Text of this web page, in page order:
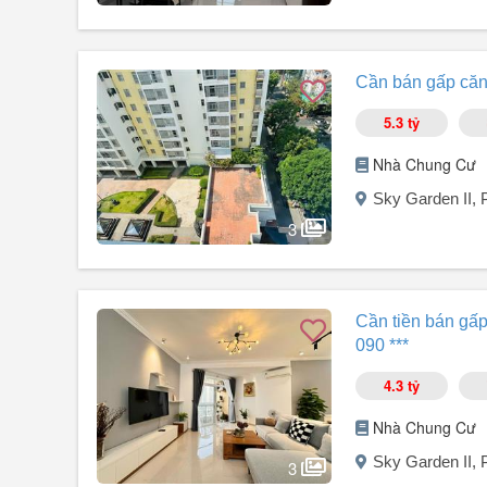
Pháp lý đầy đủ
Sang tên nhanh gọn
Bán căn góc Sky Garden 2 Phú Mỹ Hưng, Quận 7.
Diện tích: 89m². Thiết kế: 3 PN + 2 WC.
Căn góc rộng rãi, thoáng mát.
Nhà mới 100%, nội thất cao cấp.
Hàng xóm thân thiện.
Đầy đủ các tiện ích nội - ngoại khu: Hồ bơi, công viên
Gần Crescent Mall, VivoCity, Nguyễn Văn Linh.
Giá bán: 6,35 tỷ.
Liên hệ xem nhà: Em Hằng.
3
Cần bán gấp
5.3 tỷ
Nhà Chung Cư
Sky Garden II,
Cần bán gấp căn góc lầu cao Sky Garden 2 Giá tốt thị
Cơ hội sở hữu căn góc đẹp, lầu cao, thoáng mát tại
Thông tin căn hộ:
Dự án: Sky Garden 2 Phú Mỹ Hưng.
Diện tích: 89m².
3
Cần tiền bán
090 ***
4.3 tỷ
Nhà Chung Cư
Sky Garden II,